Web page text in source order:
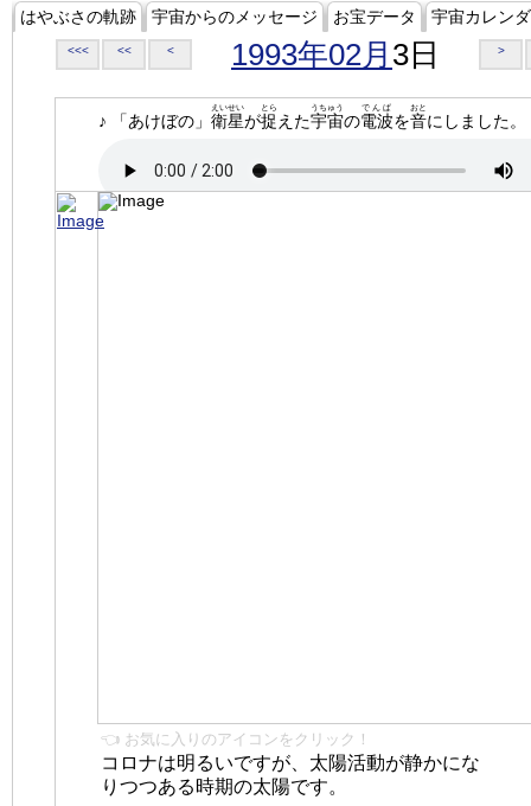
はやぶさの軌跡 宇宙からのメッセージ お宝データ 宇宙カレン
<<< << < 1993年02月 3日 >
♪ 「あけぼの」 衛星
えいせい
が捉
とら
えた宇宙
うちゅう
の電波
でんぱ
を音
おと
にしました。
👈 お気に入りのアイコンをクリック！
コロナは明るいですが、太陽活動が静かにな
りつつある時期の太陽です。